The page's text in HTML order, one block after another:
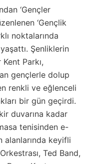
‘Gençler
‘Gençlik
noktalarında
Şenliklerin
Parkı,
gençlerle dolup
renkli ve eğlenceli
bir gün geçirdi.
duvarına kadar
tenisinden e-
alanlarında keyifli
Ted Band,